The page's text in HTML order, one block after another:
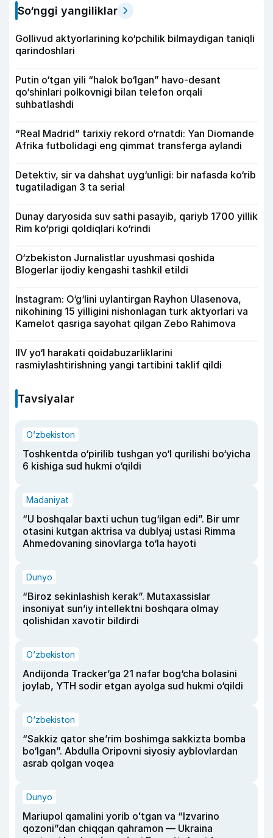
So‘nggi yangiliklar
Gollivud aktyorlarining ko‘pchilik bilmaydigan taniqli
qarindoshlari
Putin o‘tgan yili “halok bo‘lgan” havo-desant
qo‘shinlari polkovnigi bilan telefon orqali
suhbatlashdi
“Real Madrid” tarixiy rekord o‘rnatdi: Yan Diomande
Afrika futbolidagi eng qimmat transferga aylandi
Detektiv, sir va dahshat uyg‘unligi: bir nafasda ko‘rib
tugatiladigan 3 ta serial
Dunay daryosida suv sathi pasayib, qariyb 1700 yillik
Rim ko‘prigi qoldiqlari ko‘rindi
O‘zbekiston Jurnalistlar uyushmasi qoshida
Blogerlar ijodiy kengashi tashkil etildi
Instagram: O‘g‘lini uylantirgan Rayhon Ulasenova,
nikohining 15 yilligini nishonlagan turk aktyorlari va
Kamelot qasriga sayohat qilgan Zebo Rahimova
IIV yo‘l harakati qoidabuzarliklarini
rasmiylashtirishning yangi tartibini taklif qildi
Tavsiyalar
O‘zbekiston
Toshkentda o‘pirilib tushgan yo‘l qurilishi bo‘yicha
6 kishiga sud hukmi o‘qildi
Madaniyat
“U boshqalar baxti uchun tug‘ilgan edi”. Bir umr
otasini kutgan aktrisa va dublyaj ustasi Rimma
Ahmedovaning sinovlarga to‘la hayoti
Dunyo
“Biroz sekinlashish kerak”. Mutaxassislar
insoniyat sun’iy intellektni boshqara olmay
qolishidan xavotir bildirdi
O‘zbekiston
Andijonda Tracker’ga 21 nafar bog‘cha bolasini
joylab, YTH sodir etgan ayolga sud hukmi o‘qildi
O‘zbekiston
“Sakkiz qator she’rim boshimga sakkizta bomba
bo‘lgan”. Abdulla Oripovni siyosiy ayblovlardan
asrab qolgan voqea
Dunyo
Mariupol qamalini yorib oʻtgan va “Izvarino
qozoni”dan chiqqan qahramon — Ukraina